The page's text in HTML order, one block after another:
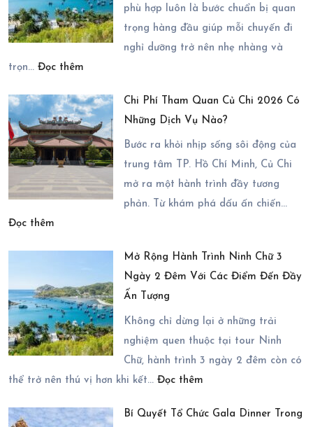
Điểm
Có
Thể
Trong
Chuyến
Du
Lịch
Ninh
Chữ
2
Đêm
phù hợp luôn là bước chuẩn bị quan
trọng hàng đầu giúp mỗi chuyến đi
nghỉ dưỡng trở nên nhẹ nhàng và
trọn… Đọc thêm
Nang
Di
Chuyển
Đến
Vĩnh
Đêm
Trọn
Gói
Chi Phí Tham Quan Củ Chi 2026 Có
Những Dịch Vụ Nào?
Bước ra khỏi nhịp sống sôi động của
trung tâm TP. Hồ Chí Minh, Củ Chi
mở ra một hành trình đầy tương
phản. Từ khám phá dấu ấn chiến…
Đọc thêm
Quan
Củ
Chi
Có
Dịch
Mở Rộng Hành Trình Ninh Chữ 3
Ngày 2 Đêm Với Các Điểm Đến Đầy
Ấn Tượng
Không chỉ dừng lại ở những trải
nghiệm quen thuộc tại tour Ninh
Chữ, hành trình 3 ngày 2 đêm còn có
thể trở nên thú vị hơn khi kết… Đọc thêm
Rộng
Bí Quyết Tổ Chức Gala Dinner Trong